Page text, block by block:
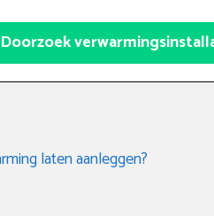
Doorzoek
laten aanleggen?